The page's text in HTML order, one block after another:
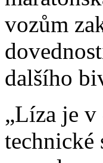
vozům
dalšího
„Líza je v
technické